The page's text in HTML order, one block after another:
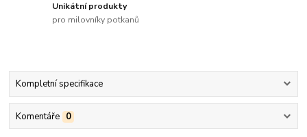
Unikátní produkty
pro milovníky potkanů
Kompletní specifikace
Komentáře 0